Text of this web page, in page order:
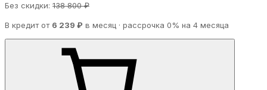
Без скидки: 138 800 ₽
В кредит от 6 239 ₽ в месяц · рассрочка 0% на 4 месяца